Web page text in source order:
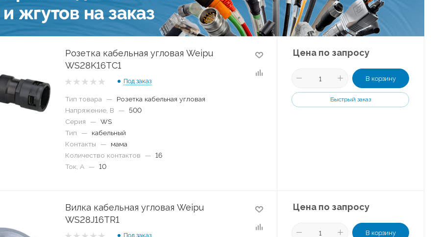
Розетка кабельная угловая Weipu
WS28K16TC1
Под заказ
Тип товара —
Розетка кабельная угловая
Напряжение, В
— 500
Серия
— WS
Тип
—
кабельный
Контакты
—
мама
Количество контактов
— 16
Ток, А
— 10
Цена по запросу
В корзину
Быстрый заказ
Вилка кабельная угловая Weipu
WS28J16TR1
Под заказ
Цена по запросу
В корзину